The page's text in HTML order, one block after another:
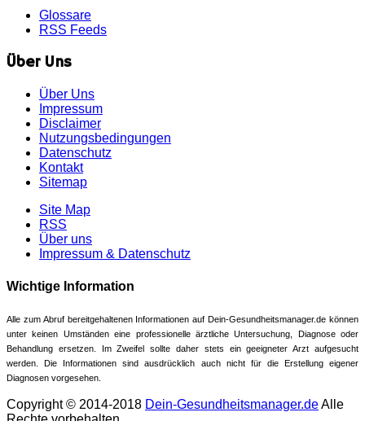
Glossare
RSS Feeds
Über Uns
Über Uns
Impressum
Disclaimer
Nutzungsbedingungen
Datenschutz
Kontakt
Sitemap
Site Map
RSS
Über uns
Impressum & Datenschutz
Wichtige Information
Alle zum Abruf bereitgehaltenen Informationen auf Dein-Gesundheitsmanager.de können
unter keinen Umständen eine professionelle ärztliche Untersuchung, Diagnose oder
Behandlung ersetzen. Im Zweifel sollte daher stets ein geeigneter Arzt aufgesucht
werden. Die Informationen sind ausdrücklich auch nicht für die Erstellung eigener
Diagnosen vorgesehen.
Copyright © 2014-2018 Dein-Gesundheitsmanager.deAlle